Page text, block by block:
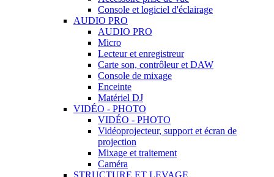
Console et logiciel d'éclairage
AUDIO PRO
AUDIO PRO
Micro
Lecteur et enregistreur
Carte son, contrôleur et DAW
Console de mixage
Enceinte
Matériel DJ
VIDÉO - PHOTO
VIDÉO - PHOTO
Vidéoprojecteur, support et écran de
projection
Mixage et traitement
Caméra